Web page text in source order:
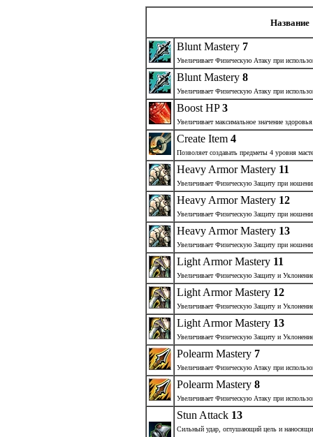
Название
Blunt Mastery 7
Увеличивает Физическую Атаку при
Blunt Mastery 8
Увеличивает Физическую Атаку при
Boost HP3
Увеличивает максимальное значение
Create Item 4
Позволяет создавать предметы 4 уровня
Heavy Armor Mastery 11
Увеличивает Физическую Защиту при
Heavy Armor Mastery 12
Увеличивает Физическую Защиту при
Heavy Armor Mastery 13
Увеличивает Физическую Защиту при
Light Armor Mastery 11
Увеличивает Физическую Защиту и
Light Armor Mastery 12
Увеличивает Физическую Защиту и
Light Armor Mastery 13
Увеличивает Физическую Защиту и
Polearm Mastery 7
Увеличивает Физическую Атаку при
Polearm Mastery 8
Увеличивает Физическую Атаку при
Stun Attack 13
Сильный удар, оглушающий цель и